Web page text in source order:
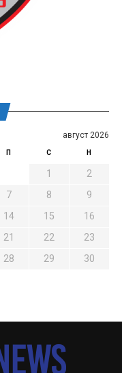
август 2026
П С Н
1
2
7 8
9
14 15
16
21 22
23
28 29
30